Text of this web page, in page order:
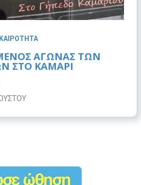
ΑΓΩΝΑΣ ΤΩΝ
ΣΤΟ ΚΑΜΑΡΙ